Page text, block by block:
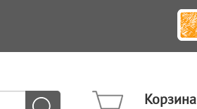
Корзина